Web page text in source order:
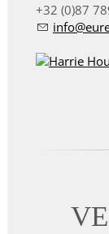
+32 (0)87
nf
r